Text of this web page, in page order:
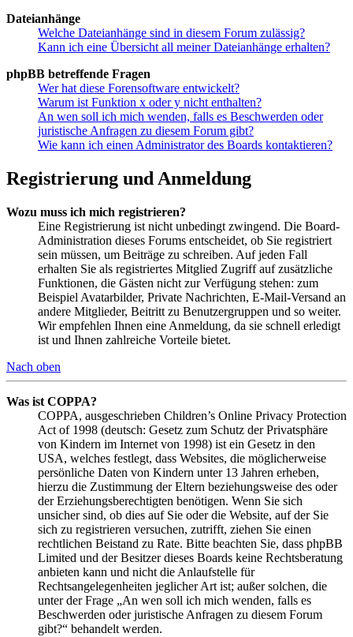
Dateianhänge
Welche Dateianhänge sind in diesem Forum zulässig?
Kann ich eine Übersicht all meiner Dateianhänge erhalten?
phpBB betreffende Fragen
Wer hat diese Forensoftware entwickelt?
Warum ist Funktion x oder y nicht enthalten?
An wen soll ich mich wenden, falls es Beschwerden oder
juristische Anfragen zu diesem Forum gibt?
Wie kann ich einen Administrator des Boards kontaktieren?
Registrierung und Anmeldung
Wozu muss ich mich registrieren?
Eine Registrierung ist nicht unbedingt zwingend. Die Board-
Administration dieses Forums entscheidet, ob Sie registriert
sein müssen, um Beiträge zu schreiben. Auf jeden Fall
erhalten Sie als registriertes Mitglied Zugriff auf zusätzliche
Funktionen, die Gästen nicht zur Verfügung stehen: zum
Beispiel Avatarbilder, Private Nachrichten, E-Mail-Versand an
andere Mitglieder, Beitritt zu Benutzergruppen und so weiter.
Wir empfehlen Ihnen eine Anmeldung, da sie schnell erledigt
ist und Ihnen zahlreiche Vorteile bietet.
Nach oben
Was ist COPPA?
COPPA, ausgeschrieben Children’s Online Privacy Protection
Act of 1998 (deutsch: Gesetz zum Schutz der Privatsphäre
von Kindern im Internet von 1998) ist ein Gesetz in den
USA, welches festlegt, dass Websites, die möglicherweise
persönliche Daten von Kindern unter 13 Jahren erheben,
hierzu die Zustimmung der Eltern beziehungsweise des oder
der Erziehungsberechtigten benötigen. Wenn Sie sich
unsicher sind, ob dies auf Sie oder die Website, auf der Sie
sich zu registrieren versuchen, zutrifft, ziehen Sie einen
rechtlichen Beistand zu Rate. Bitte beachten Sie, dass phpBB
Limited und der Besitzer dieses Boards keine Rechtsberatung
anbieten kann und nicht die Anlaufstelle für
Rechtsangelegenheiten jeglicher Art ist; außer solchen, die
unter der Frage „An wen soll ich mich wenden, falls es
Beschwerden oder juristische Anfragen zu diesem Forum
gibt?“ behandelt werden.